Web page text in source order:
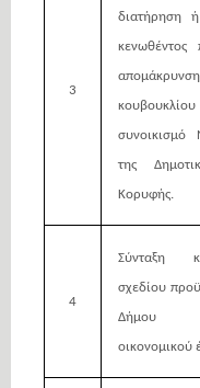
3
διατήρηση
κενωθέντος
συνοικισμό
της
Κορυφής.
4
Σύνταξη
σχεδίου
Δήμου
οικονομικού